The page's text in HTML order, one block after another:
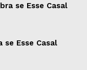
se Esse Casal
se Esse Casal